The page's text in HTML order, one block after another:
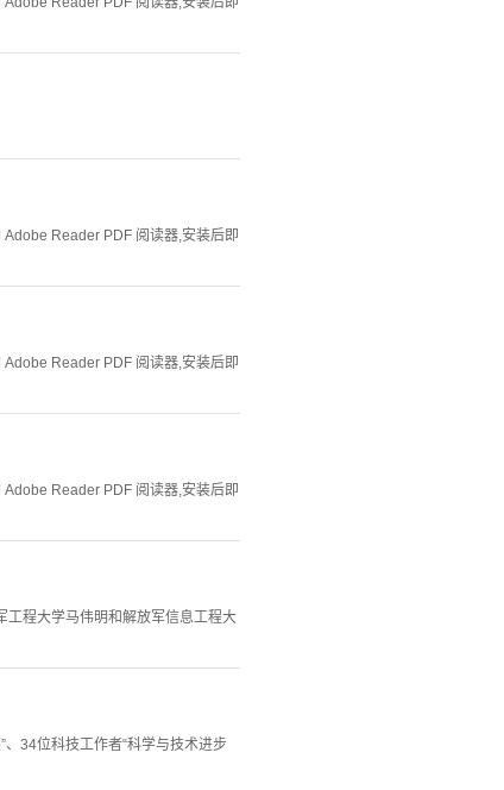
Reader PDF 阅读器,安装后即
Reader PDF 阅读器,安装后即
Reader PDF 阅读器,安装后即
程大学马伟明和解放军信息工程大
34位科技工作者“科学与技术进步